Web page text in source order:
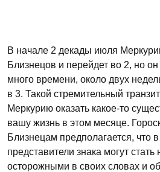
В начале 2 декады июля
Близнецов и перейдет во 2, но
много времени, около двух
в 3. Такой стремительный
Меркурию оказать какое-то
вашу жизнь в этом месяце.
Близнецам предполагается, что
представители знака могут стать
осторожными в своих словах и